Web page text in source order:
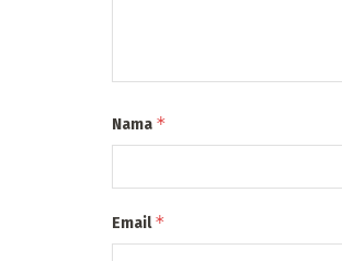
Nama *
Email*